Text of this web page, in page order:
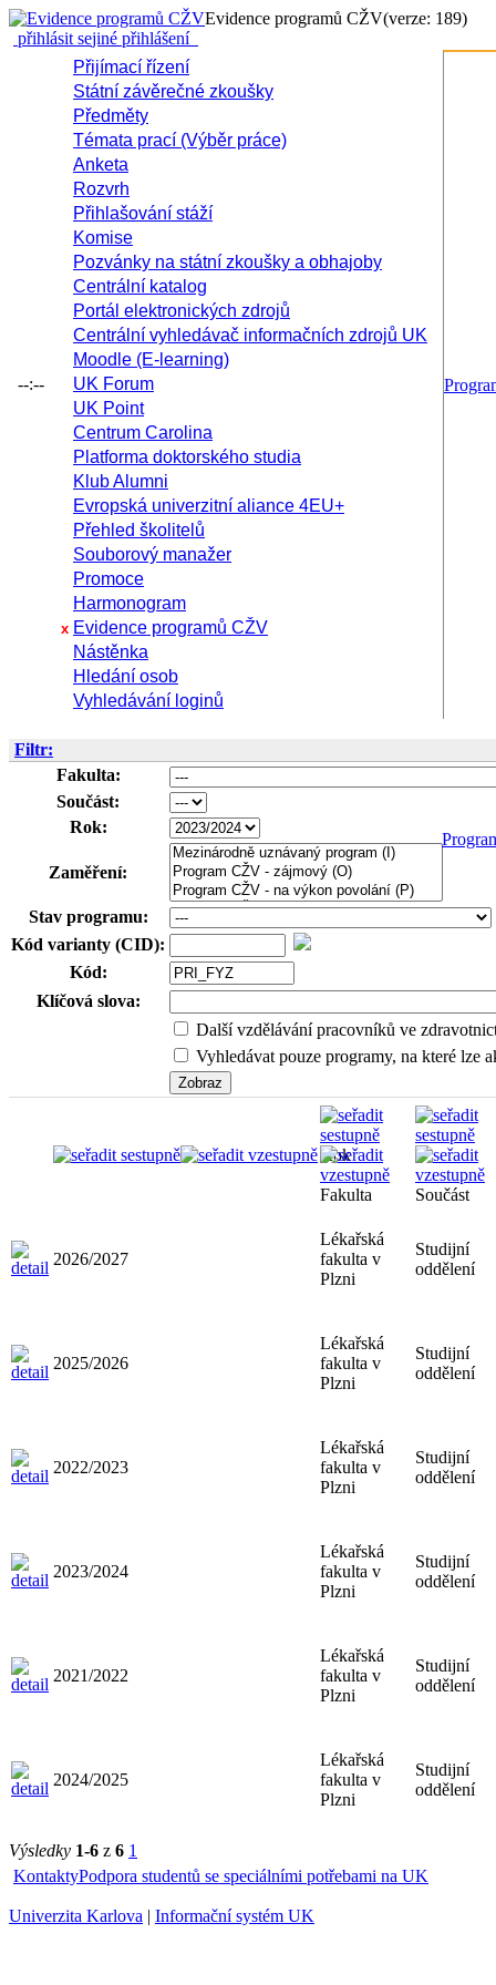
Evidence programů CŽV(verze: 189)
přihlásit sejiné přihlášení
--:--
Přijímací řízení
Státní závěrečné zkoušky
Předměty
Témata prací (Výběr práce)
Anketa
Rozvrh
Přihlašování stáží
Komise
Pozvánky na státní zkoušky a obhajoby
Centrální katalog
Portál elektronických zdrojů
Centrální vyhledávač informačních zdrojů UK
Moodle (E-learning)
UK Forum
UK Point
Centrum Carolina
Platforma doktorského studia
Klub Alumni
Evropská univerzitní aliance 4EU+
Přehled školitelů
Souborový manažer
Promoce
Harmonogram
x Evidence programů CŽV
Nástěnka
Hledání osob
Vyhledávání loginů
Filtr:
Fakulta:
Součást:
Rok:
Zaměření:
Stav programu:
Kód varianty (CID):
Kód:
Klíčová slova:
Další vzdělávání pracovníků ve
Vyhledávat pouze programy, na které lze
Rok
Fakulta Součást
2026/2027
Lékařská
fakulta v
Plzni
Studijní
oddělení
2025/2026
Lékařská
fakulta v
Plzni
Studijní
oddělení
2022/2023
Lékařská
fakulta v
Plzni
Studijní
oddělení
2023/2024
Lékařská
fakulta v
Plzni
Studijní
oddělení
2021/2022
Lékařská
fakulta v
Plzni
Studijní
oddělení
2024/2025
Lékařská
fakulta v
Plzni
Studijní
oddělení
Výsledky 1-6 z 6 1
KontaktyPodpora studentů se speciálními potřebami na UK
Univerzita Karlova | Informační systém UK